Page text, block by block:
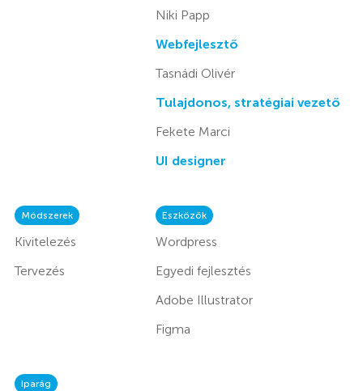
Niki Papp
Webfejlesztő
Tasnádi Olivér
Tulajdonos, stratégiai vezető
Fekete Marci
UI designer
Módszerek
Kivitelezés
Tervezés
Eszközök
Wordpress
Egyedi fejlesztés
Adobe Illustrator
Figma
Iparág